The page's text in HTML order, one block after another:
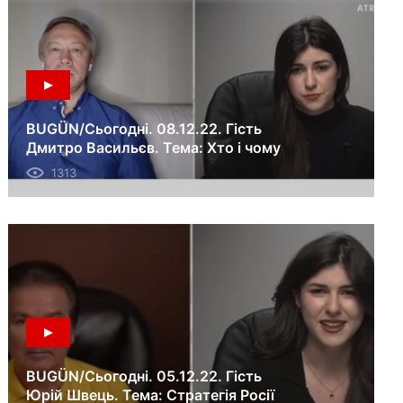
BUGÜN/Сьогодні. 08.12.22. Гість
Дмитро Васильєв. Тема: Хто і чому
погрожує українським
дипломатичним представництвам
1313
BUGÜN/Сьогодні. 05.12.22. Гість
Юрій Швець. Тема: Стратегія Росії